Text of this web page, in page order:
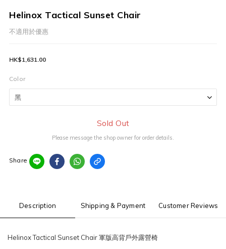
Helinox Tactical Sunset Chair
不適用於優惠
HK$1,631.00
Color
Sold Out
Please message the shop owner for order details.
Share
Description Shipping & Payment Customer Reviews
Helinox Tactical Sunset Chair 軍版高背戶外露營椅